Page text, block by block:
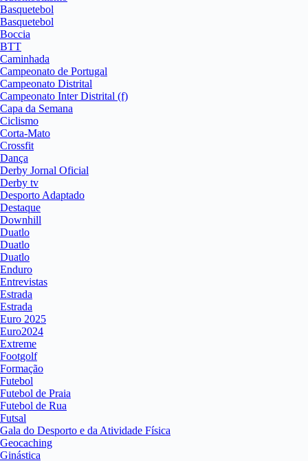
Basquetebol
Basquetebol
Boccia
BTT
Caminhada
Campeonato de Portugal
Campeonato Distrital
Campeonato Inter Distrital (f)
Capa da Semana
Ciclismo
Corta-Mato
Crossfit
Dança
Derby Jornal Oficial
Derby tv
Desporto Adaptado
Destaque
Downhill
Duatlo
Duatlo
Duatlo
Enduro
Entrevistas
Estrada
Estrada
Euro 2025
Euro2024
Extreme
Footgolf
Formação
Futebol
Futebol de Praia
Futebol de Rua
Futsal
Gala do Desporto e da Atividade Física
Geocaching
Ginástica